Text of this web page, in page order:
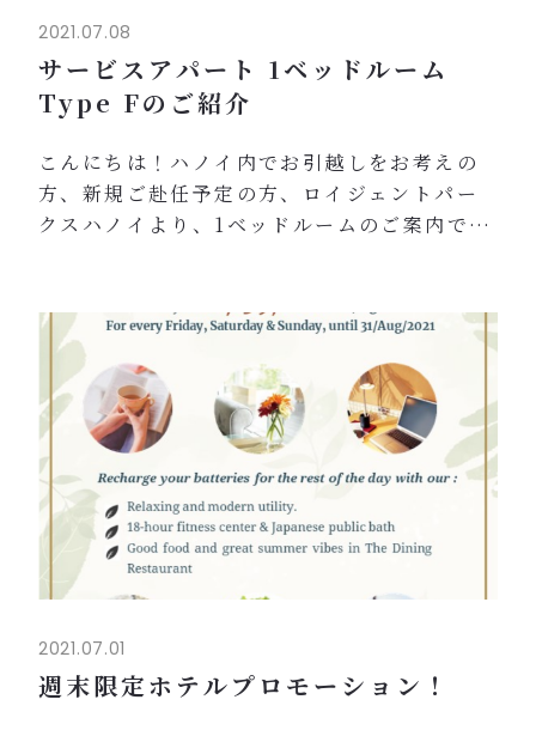
2021.07.08
サービスアパート 1ベッドルーム
Type Fのご紹介
こんにちは！ハノイ内でお引越しをお考えの
方、新規ご赴任予定の方、ロイジェントパー
クスハノイより、1ベッドルームのご案内です
かがでしょうか？♪大人気の1ベッドルーム、
残りわずかとなっております！
◆お部屋の大きさ：Type F 65.9㎡
◆おすすめポイント
団欒できるリビング＆ゆったり休めるベッド
ルーム
&...
2021.07.01
週末限定ホテルプロモーション！